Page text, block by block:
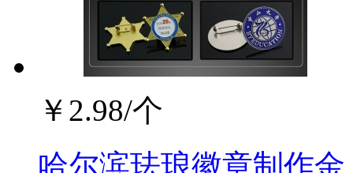
￥ 2.98/个
哈尔滨珐琅徽章制作金